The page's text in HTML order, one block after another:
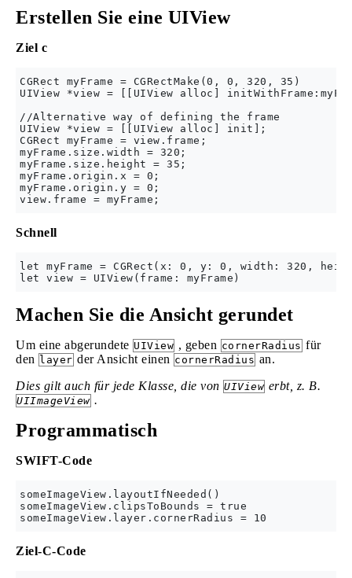
Erstellen Sie eine UIView
Ziel c
CGRect myFrame = CGRectMake(0, 0, 320, 35)
UIView *view = [[UIView alloc]
//Alternative way of defining the frame
UIView *view = [[UIView alloc] init];
CGRect myFrame = view.frame;
myFrame.size.width = 320;
myFrame.size.height = 35;
myFrame.origin.x = 0;
myFrame.origin.y = 0;
Schnell
let myFrame = CGRect(x: 0, y: 0, width: 320,
Machen Sie die Ansicht gerundet
Um eine abgerundete UIView , geben cornerRadius für
den layer der Ansicht einen cornerRadius an.
Dies gilt auch für jede Klasse, die von UIView erbt, z. B.
UIImageView .
Programmatisch
SWIFT-Code
someImageView.layoutIfNeeded()
someImageView.clipsToBounds = true
Ziel-C-Code